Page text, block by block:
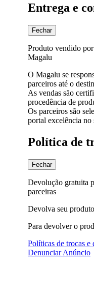
Entrega e
Fechar
Produto vendido
Magalu
O Magalu se
parceiros até o
As vendas são
procedência de
Os parceiros são
portal excelência no
Política de
Fechar
Devolução gratuita
parceiras
Devolva seu
Para devolver o
Políticas de trocas e
Denunciar Anúncio